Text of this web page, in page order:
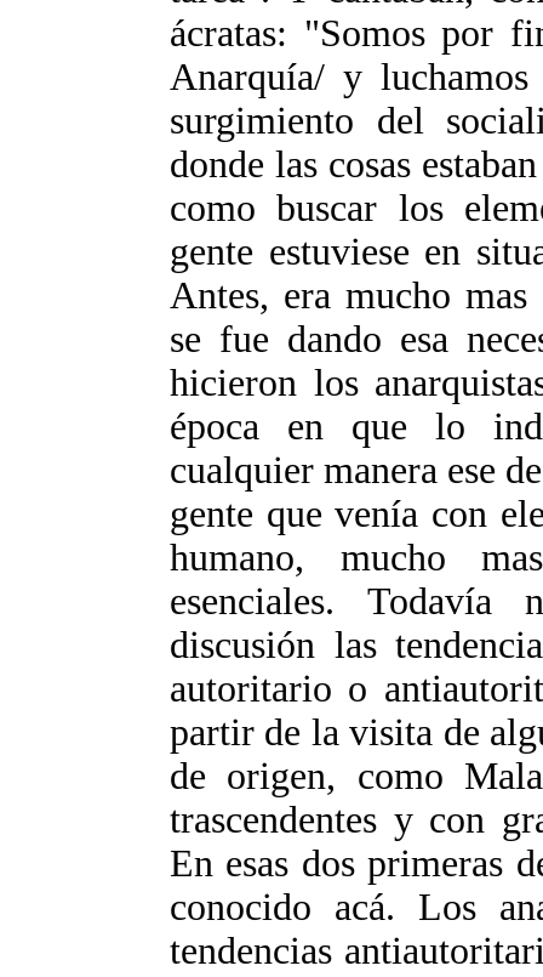
ácratas: "Somos por
Anarquía/ y
surgimiento del
donde las cosas
como buscar los
gente estuviese en
Antes, era mucho
se fue dando esa
hicieron los
época en que lo
cualquier manera ese
gente que venía con
humano, mucho
esenciales.
discusión las
autoritario o
partir de la visita de
de origen, como
trascendentes y con
En esas dos primeras
conocido acá. Los
tendencias